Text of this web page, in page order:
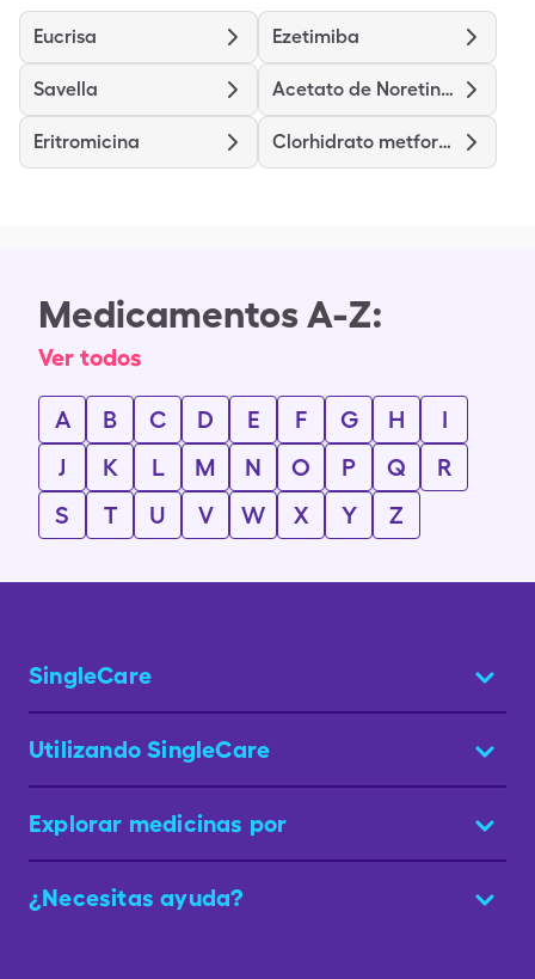
Eucrisa Ezetimiba
Savella Acetato de Noretindrona y Etinilestradiol
Eritromicina Clorhidrato metformina de liberación prolongada
Medicamentos A-Z:
Ver todos
A B C D E F G H
I
J
K L M N O P Q
R
S
T U V W X Y Z
SingleCare
Utilizando SingleCare
Explorar medicinas por
¿Necesitas ayuda?